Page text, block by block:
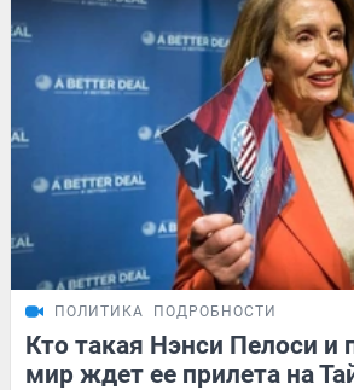
ПОЛИТИКА ПОДРОБНОСТИ
Кто такая Нэнси Пелоси и
мир ждет ее прилета на